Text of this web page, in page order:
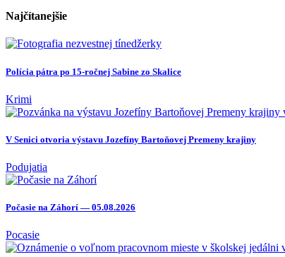
Najčítanejšie
Polícia pátra po 15-ročnej Sabine zo Skalice
Krimi
V Senici otvoria výstavu Jozefíny Bartoňovej Premeny krajiny
Podujatia
Počasie na Záhorí — 05.08.2026
Pocasie